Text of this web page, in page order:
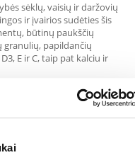
sėklų, vaisių ir daržovių
ir įvairios sudėties šis
būtinų paukščių
papildančių
E ir C, taip pat kalciu ir
per dieną,
soros, raudonosios